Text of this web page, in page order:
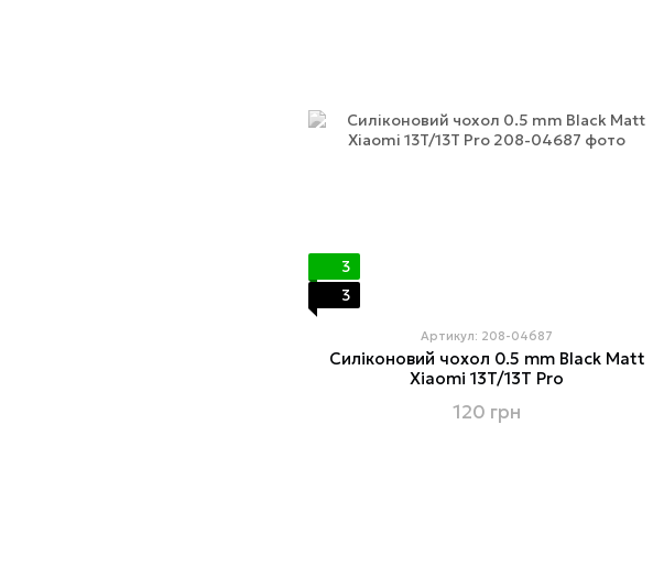
3
3
Артикул: 208-04687
Силіконовий чохол 0.5 mm Black Matt
Xiaomi 13T/13T Pro
120 грн